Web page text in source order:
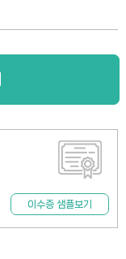
이수증 샘플보기